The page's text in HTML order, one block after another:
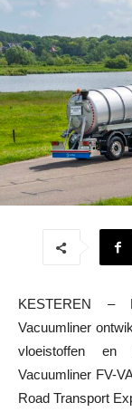
KESTEREN –
Vacuumliner
vloeistoffen en
Vacuumliner FV-
Road Transport